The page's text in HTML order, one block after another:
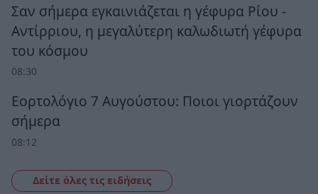
Σαν σήμερα εγκαινιάζεται η γέφυρα Ρίου -
Αντίρριου, η μεγαλύτερη καλωδιωτή γέφυρα
του κόσμου
08:30
Εορτολόγιο 7 Αυγούστου: Ποιοι γιορτάζουν
σήμερα
08:12
Δείτε όλες τις ειδήσεις